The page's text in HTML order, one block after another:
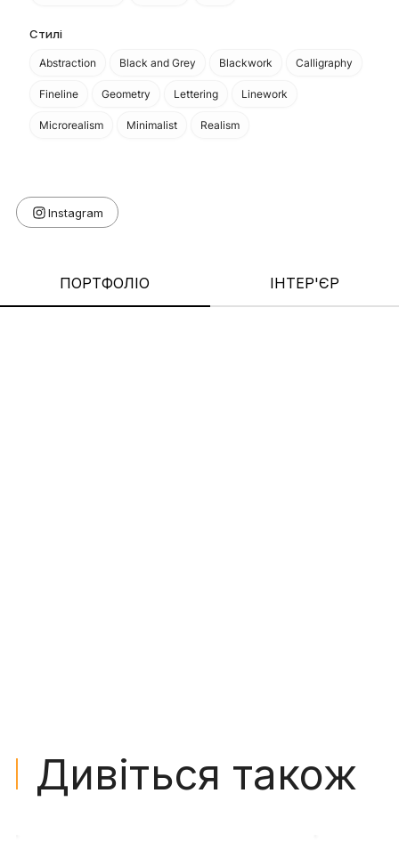
Стилі
Abstraction Black and Grey Blackwork Calligraphy
Fineline Geometry Lettering Linework
Microrealism Minimalist Realism
ПОРТФОЛІО ІНТЕР'ЄР
Дивіться також